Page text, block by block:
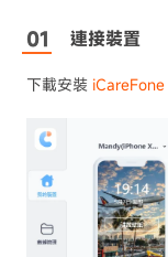
連接裝置
下載安裝 iCareFone